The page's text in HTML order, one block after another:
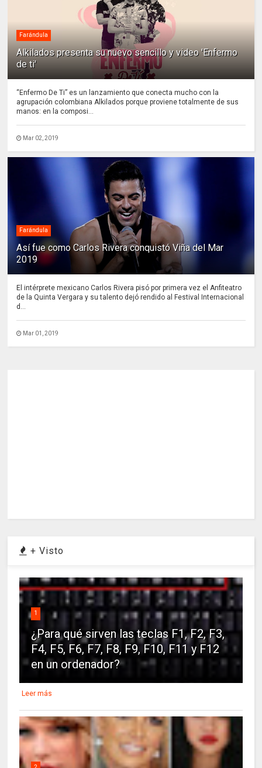
Farándula
Alkilados presenta su nuevo sencillo y video 'Enfermo
de ti'
“Enfermo De Ti” es un lanzamiento que conecta mucho con la
agrupación colombiana Alkilados porque proviene totalmente de sus
manos: en la composi...
Mar 02, 2019
Farándula
Así fue como Carlos Rivera conquistó Viña del Mar
2019
El intérprete mexicano Carlos Rivera pisó por primera vez el Anfiteatro
de la Quinta Vergara y su talento dejó rendido al Festival Internacional
d...
Mar 01, 2019
+ Visto
1
¿Para qué sirven las teclas F1, F2, F3,
F4, F5, F6, F7, F8, F9, F10, F11 y F12
en un ordenador?
Leer más